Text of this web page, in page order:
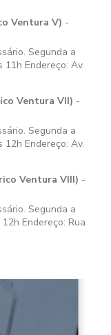
Ventura V) -
Segunda a
11h Endereço: Av.
Ventura VII) -
Segunda a
12h Endereço: Av.
Ventura VIII) -
Segunda a
12h Endereço: Rua